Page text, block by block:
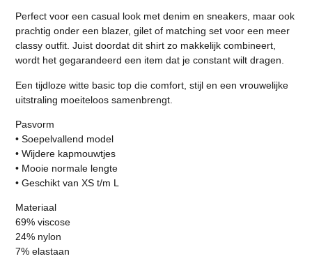
Perfect voor een casual look met denim en sneakers, maar ook
prachtig onder een blazer, gilet of matching set voor een meer
classy outfit. Juist doordat dit shirt zo makkelijk combineert,
wordt het gegarandeerd een item dat je constant wilt dragen.
Een tijdloze witte basic top die comfort, stijl en een vrouwelijke
uitstraling moeiteloos samenbrengt.
Pasvorm
• Soepelvallend model
• Wijdere kapmouwtjes
• Mooie normale lengte
• Geschikt van XS t/m L
Materiaal
69% viscose
24% nylon
7% elastaan